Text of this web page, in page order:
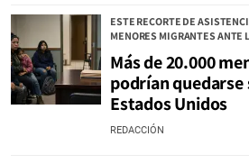
ESTE RECORTE DE
MENORES MIGRANTES ANTE
Más de 20.000
podrían quedarse
Estados Unidos
REDACCIÓN